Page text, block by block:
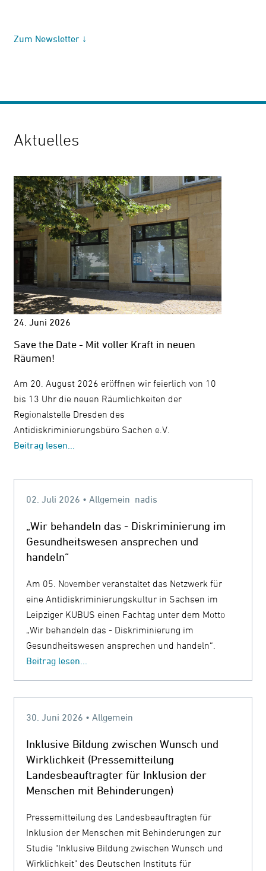
Zum Newsletter ↓
Aktuelles
24. Juni 2026
Save the Date - Mit voller Kraft in neuen
Räumen!
Am 20. August 2026 eröffnen wir feierlich von 10
bis 13 Uhr die neuen Räumlichkeiten der
Regionalstelle Dresden des
Antidiskriminierungsbüro Sachen e.V.
Beitrag lesen...
02. Juli 2026 • Allgemein nadis
„Wir behandeln das - Diskriminierung im
Gesundheitswesen ansprechen und
handeln“
Am 05. November veranstaltet das Netzwerk für
eine Antidiskriminierungskultur in Sachsen im
Leipziger KUBUS einen Fachtag unter dem Motto
„Wir behandeln das - Diskriminierung im
Gesundheitswesen ansprechen und handeln“.
Beitrag lesen...
30. Juni 2026 • Allgemein
Inklusive Bildung zwischen Wunsch und
Wirklichkeit (Pressemitteilung
Landesbeauftragter für Inklusion der
Menschen mit Behinderungen)
Pressemitteilung des Landesbeauftragten für
Inklusion der Menschen mit Behinderungen zur
Studie "Inklusive Bildung zwischen Wunsch und
Wirklichkeit" des Deutschen Instituts für